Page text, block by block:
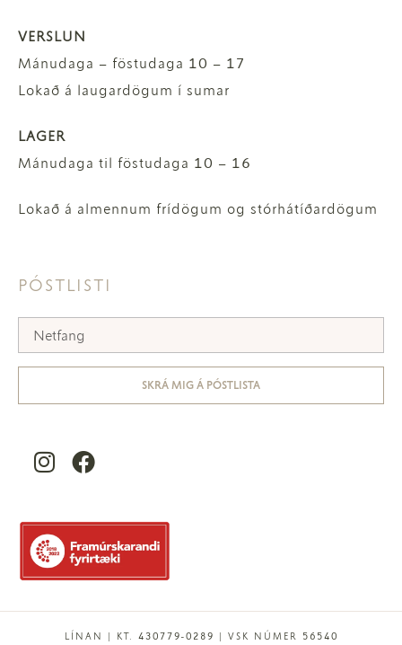
VERSLUN
Mánudaga – föstudaga 10 – 17
Lokað á laugardögum í sumar
LAGER
Mánudaga til föstudaga 10 – 16
Lokað á almennum frídögum og stórhátíðardögum
PÓSTLISTI
SKRÁ MIG Á PÓSTLISTA
LÍNAN | KT. 430779-0289 | VSK NÚMER 56540